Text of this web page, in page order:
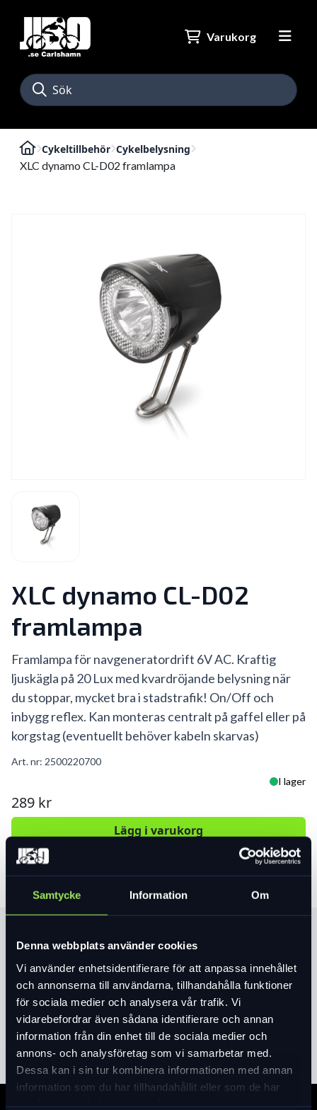
Samtycke Information Om
Denna webbplats använder cookies
Vi använder enhetsidentifierare för att anpassa innehållet
och annonserna till användarna, tillhandahålla funktioner
för sociala medier och analysera vår trafik. Vi
vidarebefordrar även sådana identifierare och annan
information från din enhet till de sociala medier och
annons- och analysföretag som vi samarbetar med.
Dessa kan i sin tur kombinera informationen med annan
information som du har tillhandahållit eller som de har
Varukorg
Cykeltillbehör Cykelbelysning
XLC dynamo CL-D02 framlampa
XLC dynamo CL-D02
framlampa
Framlampa för navgeneratordrift 6V AC. Kraftig
ljuskägla på 20 Lux med kvardröjande belysning när
du stoppar, mycket bra i stadstrafik! On/Off och
inbygg reflex. Kan monteras centralt på gaffel eller på
korgstag (eventuellt behöver kabeln skarvas)
Art. nr: 2500220700
I lager
289 kr
Lägg i varukorg
Produktinformation
Framlampa för navgeneratordrift 6V AC.
Kraftig ljuskägla på 20 Lux med
kvardröjande belysning när du stoppar,
mycket bra i stadstrafik! On/Off och inbygg
reflex. Kan monteras centralt på gaffel eller
på korgstag (eventuellt behöver kabeln
skarvas)
Läs merexpand_more